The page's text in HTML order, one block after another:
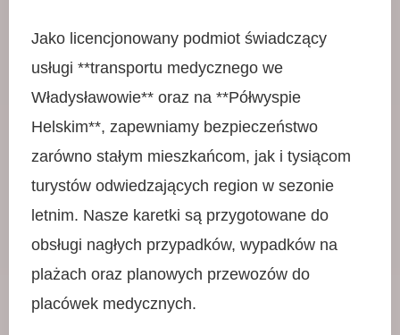
Jako licencjonowany podmiot świadczący
usługi **transportu medycznego we
Władysławowie** oraz na **Półwyspie
Helskim**, zapewniamy bezpieczeństwo
zarówno stałym mieszkańcom, jak i tysiącom
turystów odwiedzających region w sezonie
letnim. Nasze karetki są przygotowane do
obsługi nagłych przypadków, wypadków na
plażach oraz planowych przewozów do
placówek medycznych.